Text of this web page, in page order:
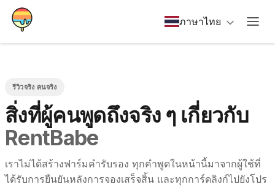
ภาษาไทย
รีวิวจริง คนจริง
สิ่งที่ผู้คนพูดถึงจริง ๆ เกี่ยวกับ
RentBabe
เราไม่ได้สร้างฟาร์มคำรับรอง ทุกคำพูดในหน้านี้มาจากผู้ใช้ที่
ได้รับการยืนยันหลังการจองเสร็จสิ้น และทุกการ์ดลิงก์ไปยังโปร